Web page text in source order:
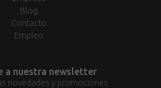
Blog
Contacto
Empleo
a nuestra newsletter
novedades y promociones